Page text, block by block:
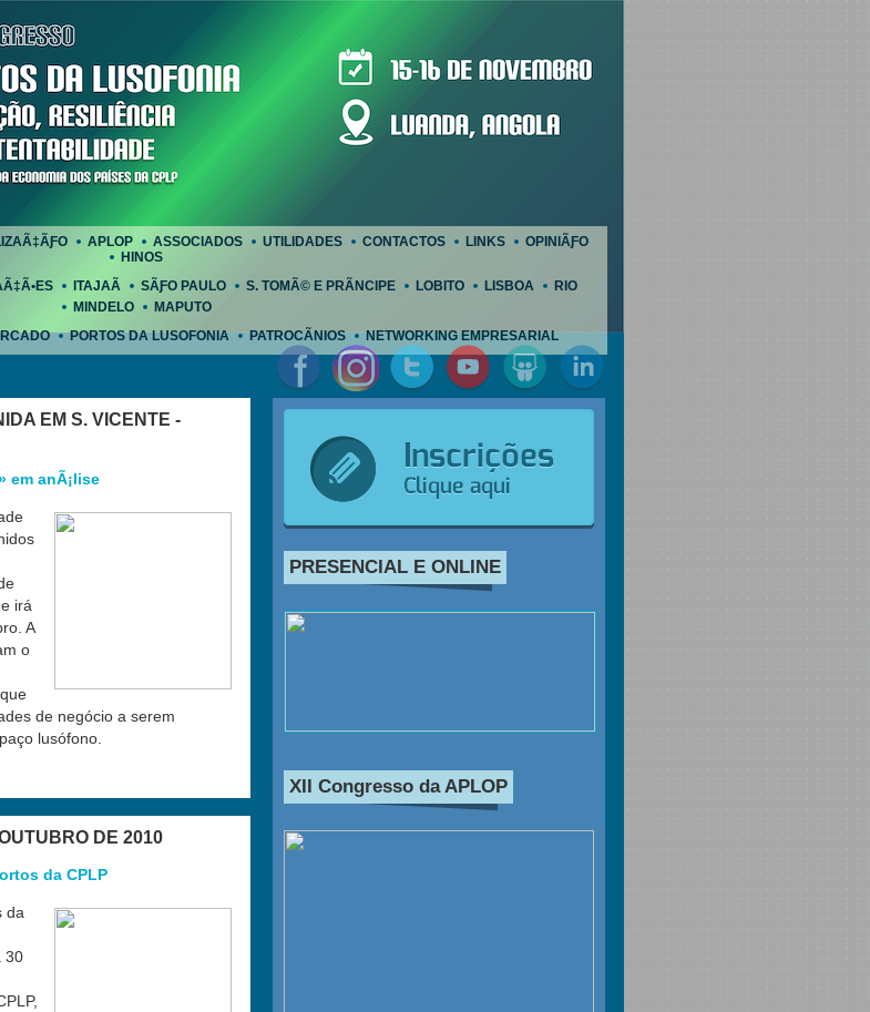
APLOP ASSOCIADOS UTILIDADES CONTACTOS LINKS
OPINIÃƑO
HINOS
ITAJAÃ SÃƑO PAULO S. TOMÃ© E PRÃ­NCIPE LOBITO LISBOA
RIO
MINDELO
MAPUTO
PORTOS DA LUSOFONIA PATROCÃNIOS NETWORKING EMPRESARIAL
PRESENCIAL E ONLINE
XII Congresso da APLOP
EM S. VICENTE -
em anÃ¡lise
irá
A
o
de negócio a serem
lusófono.
DE 2010
da CPLP
da
30